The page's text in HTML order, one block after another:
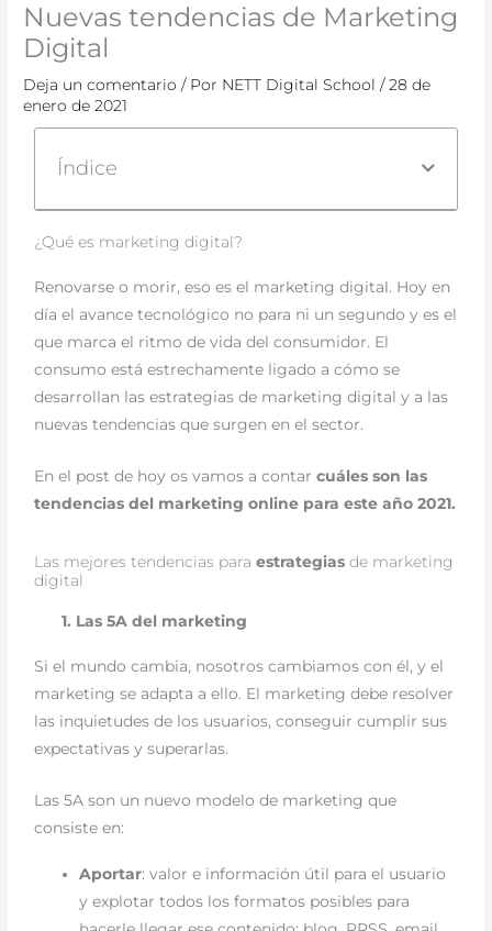
Nuevas tendencias de Marketing
Digital
Deja un comentario / Por NETT Digital School/28 de
enero de 2021
Índice
¿Qué es marketing digital?
Renovarse o morir, eso es el marketing digital. Hoy en
día el avance tecnológico no para ni un segundo y es el
que marca el ritmo de vida del consumidor. El
consumo está estrechamente ligado a cómo se
desarrollan las estrategias de marketing digital y a las
nuevas tendencias que surgen en el sector.
En el post de hoy os vamos a contarcuáles son las
tendencias del marketing online para este año 2021.
Las mejores tendencias paraestrategiasde marketing
digital
1. Las 5A del marketing
Si el mundo cambia, nosotros cambiamos con él, y el
marketing se adapta a ello. El marketing debe resolver
las inquietudes de los usuarios, conseguir cumplir sus
expectativas y superarlas.
Las 5A son un nuevo modelo de marketing que
consiste en:
Aportar: valor e información útil para el usuario
y explotar todos los formatos posibles para